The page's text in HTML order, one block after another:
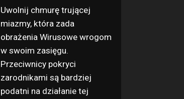
Uwolnij chmurę trującej
miazmy, która zada
obrażenia Wirusowe wrogom
w swoim zasięgu.
Przeciwnicy pokryci
zarodnikami są bardziej
podatni na działanie tej